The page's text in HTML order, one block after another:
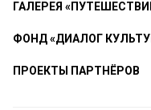
ГАЛЕРЕЯ
ФОНД «ДИАЛОГ
ПРОЕКТЫ ПАРТНЁРОВ